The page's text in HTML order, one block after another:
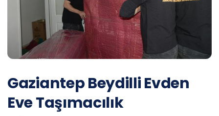
Gaziantep Beydilli Evden
Eve Taşımacılık